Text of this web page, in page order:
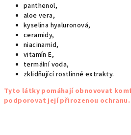
panthenol,
aloe vera,
kyselina hyaluronová,
ceramidy,
niacinamid,
vitamín E,
termální voda,
zklidňující rostlinné extrakty.
Tyto látky pomáhají obnovovat
podporovat její přirozenou ochranu.